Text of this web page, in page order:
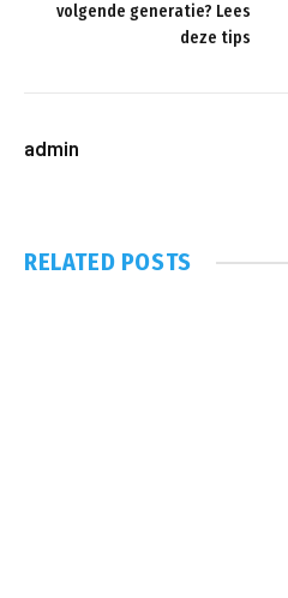
volgende generatie? Lees
deze tips
admin
RELATED POSTS